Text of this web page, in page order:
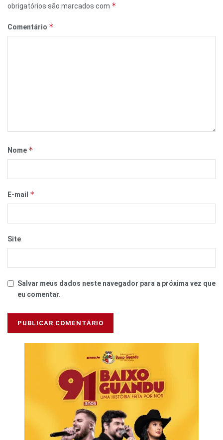
obrigatórios são marcados com *
Comentário *
Nome *
E-mail *
Site
Salvar meus dados neste navegador para a próxima vez que
eu comentar.